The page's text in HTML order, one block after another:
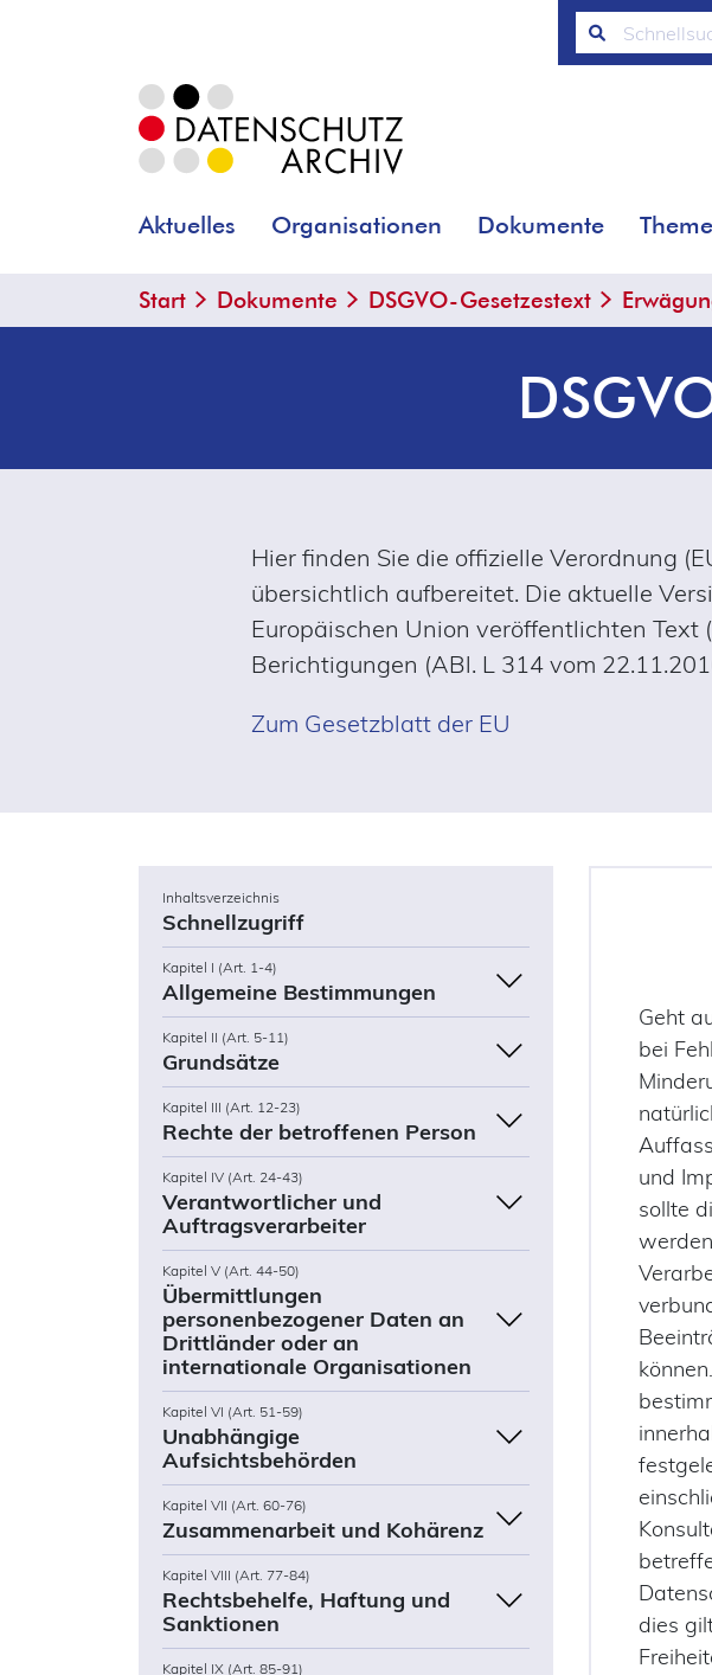
Aktuelles Organisationen Dokumente
Start Dokumente DSGVO-Gesetzestext
Hier finden Sie die offizielle Verordnung
übersichtlich aufbereitet. Die aktuelle
Europäischen Union veröffentlichten
Berichtigungen (ABl. L 314 vom
Zum Gesetzblatt der EU
Inhaltsverzeichnis
Schnellzugriff
Kapitel I (Art. 1-4)
Allgemeine Bestimmungen
Kapitel II (Art. 5-11)
Grundsätze
Kapitel III (Art. 12-23)
Rechte der betroffenen Person
Kapitel IV (Art. 24-43)
Verantwortlicher und
Auftragsverarbeiter
Kapitel V (Art. 44-50)
Übermittlungen
personenbezogener Daten an
Drittländer oder an
internationale Organisationen
Kapitel VI (Art. 51-59)
Unabhängige
Aufsichtsbehörden
Kapitel VII (Art. 60-76)
Zusammenarbeit und Kohärenz
Kapitel VIII (Art. 77-84)
Rechtsbehelfe, Haftung und
Sanktionen
Kapitel IX (Art. 85-91)
Geht
bei
und
sollte
dies